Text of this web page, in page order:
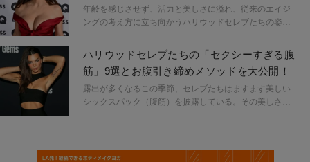
ット」9選
年齢を感じさせず、活力と美しさに溢れ、従来のエイジ
ングの考え方に立ち向かうハリウッドセレブたちの姿は
時期はいつでも手に入れることができることを体現し、
勇気とインスピレーションを与えてくれる。
ハリウッドセレブたちの「セクシーすぎる腹
筋」9選とお腹引き締めメソッドを大公開！
露出が多くなるこの季節、セレブたちはますます美しい
シックスパック（腹筋）を披露している。その美しさの
メリットももたらしてくれる。腹筋を鍛えることで、脊